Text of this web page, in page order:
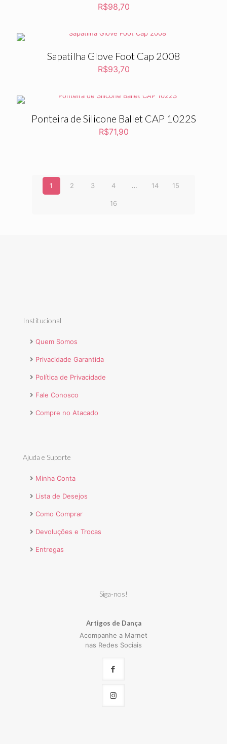
R$98,70
Sapatilha Glove Foot Cap 2008
R$93,70
Ponteira de Silicone Ballet CAP 1022S
R$71,90
1 2 3 4 … 14 15
16
Institucional
Quem Somos
Privacidade Garantida
Política de Privacidade
Fale Conosco
Compre no Atacado
Ajuda e Suporte
Minha Conta
Lista de Desejos
Como Comprar
Devoluções e Trocas
Entregas
Siga-nos!
Artigos de Dança
Acompanhe a Marnet
nas Redes Sociais